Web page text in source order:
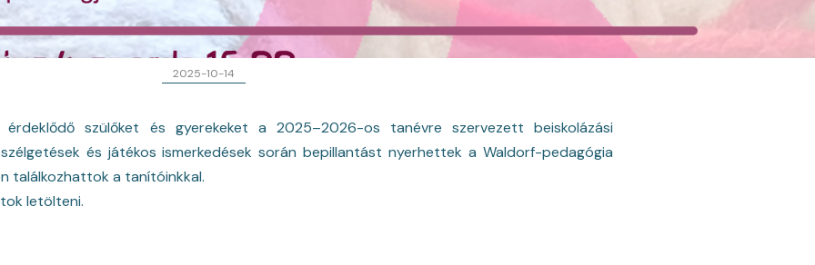
2025-10-14
szülőket és gyerekeket a 2025–2026-os tanévre szervezett beiskolázási
és játékos ismerkedések során bepillantást nyerhettek a Waldorf-pedagógia
találkozhattok a tanítóinkkal.
letölteni.